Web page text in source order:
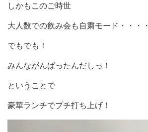
しかもこのご時世
大人数での飲み会も自粛モード・・・・
でもでも！
みんながんばったんだしっ！
ということで
豪華ランチでプチ打ち上げ！